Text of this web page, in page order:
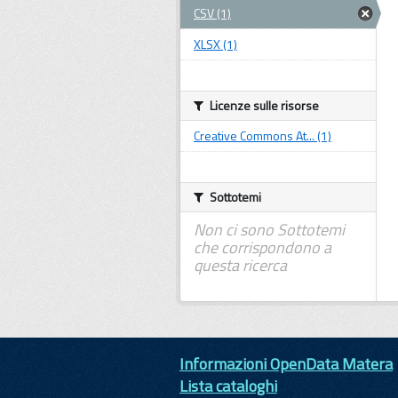
CSV (1)
XLSX (1)
Licenze sulle risorse
Creative Commons At... (1)
Sottotemi
Non ci sono Sottotemi
che corrispondono a
questa ricerca
Informazioni OpenData Matera
Lista cataloghi